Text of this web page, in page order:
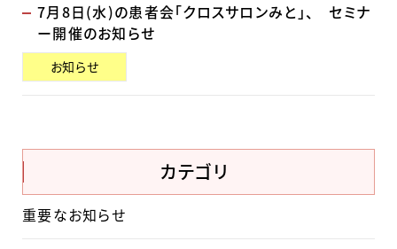
7月8日(水)の患者会「クロスサロンみと」、 セミナ
ー開催のお知らせ
お知らせ
カテゴリ
重要なお知らせ